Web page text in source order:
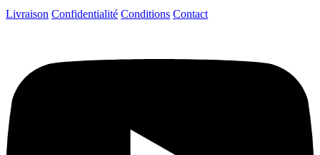
Livraison Confidentialité Conditions Contact